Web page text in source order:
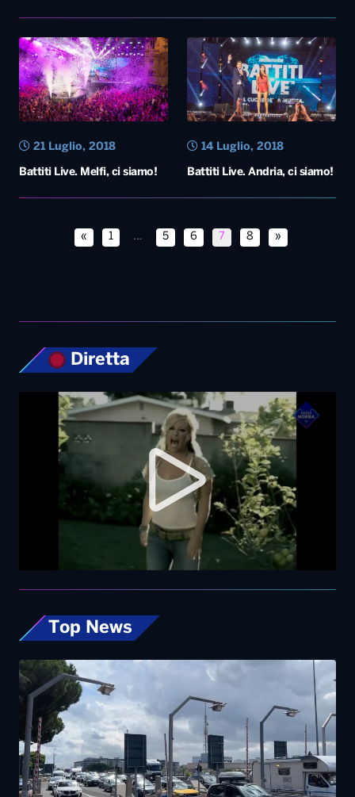
Battiti Live. Melfi, ci siamo!
21 Luglio, 2018
Battiti Live. Andria, ci siamo!
14 Luglio, 2018
« 1 … 5 6 7 8 »
Diretta
Top News